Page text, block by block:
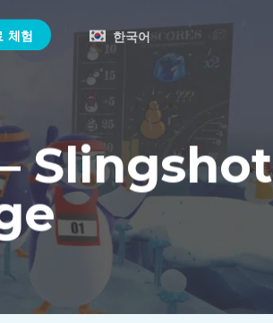
체험 한국어
Slingshot